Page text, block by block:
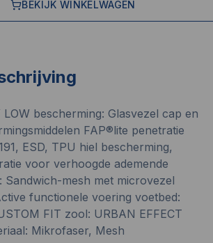
BEKIJK WINKELWAGEN
LOW bescherming: Glasvezel cap en
FAP®lite penetratie
ESD, TPU hiel bescherming,
voor verhoogde ademende
Sandwich-mesh met microvezel
functionele voering voetbed:
FIT zool: URBAN EFFECT
Mikrofaser, Mesh